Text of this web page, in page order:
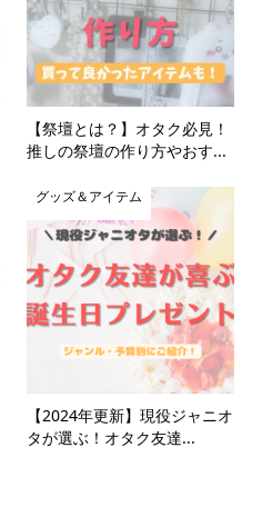
【祭壇とは？】オタク必見！
推しの祭壇の作り方やおす...
グッズ＆アイテム
【2024年更新】現役ジャニオ
タが選ぶ！オタク友達...